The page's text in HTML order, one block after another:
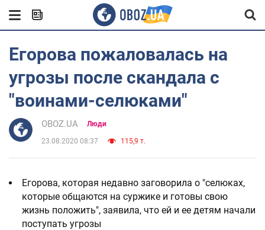
Егорова пожаловалась на
угрозы после скандала с
"воинами-селюками"
OBOZ.UA Люди
23.08.2020 08:37 115,9 т.
Егорова, которая недавно заговорила о "селюках,
которые общаются на суржике и готовы свою
жизнь положить", заявила, что ей и ее детям начали
поступать угрозы